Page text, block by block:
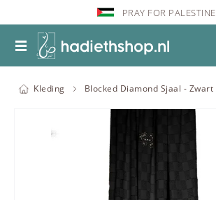
PRAY FOR PALESTINE
Kleding Blocked Diamond Sjaal - Zwart